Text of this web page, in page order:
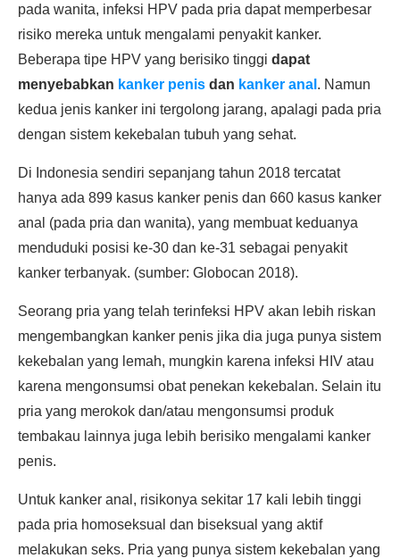
pada wanita, infeksi HPV pada pria dapat memperbesar
risiko mereka untuk mengalami penyakit kanker.
Beberapa tipe HPV yang berisiko tinggi dapat
menyebabkan kanker penis dan kanker anal . Namun
kedua jenis kanker ini tergolong jarang, apalagi pada pria
dengan sistem kekebalan tubuh yang sehat.
Di Indonesia sendiri sepanjang tahun 2018 tercatat
hanya ada 899 kasus kanker penis dan 660 kasus kanker
anal (pada pria dan wanita), yang membuat keduanya
menduduki posisi ke-30 dan ke-31 sebagai penyakit
kanker terbanyak. (sumber: Globocan 2018).
Seorang pria yang telah terinfeksi HPV akan lebih riskan
mengembangkan kanker penis jika dia juga punya sistem
kekebalan yang lemah, mungkin karena infeksi HIV atau
karena mengonsumsi obat penekan kekebalan. Selain itu
pria yang merokok dan/atau mengonsumsi produk
tembakau lainnya juga lebih berisiko mengalami kanker
penis.
Untuk kanker anal, risikonya sekitar 17 kali lebih tinggi
pada pria homoseksual dan biseksual yang aktif
melakukan seks. Pria yang punya sistem kekebalan yang